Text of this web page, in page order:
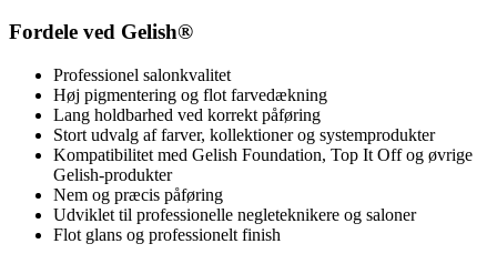
Fordele ved Gelish®
Professionel salonkvalitet
Høj pigmentering og flot farvedækning
Lang holdbarhed ved korrekt påføring
Stort udvalg af farver, kollektioner og systemprodukter
Kompatibilitet med Gelish Foundation, Top It Off og øvrige
Gelish-produkter
Nem og præcis påføring
Udviklet til professionelle negleteknikere og saloner
Flot glans og professionelt finish